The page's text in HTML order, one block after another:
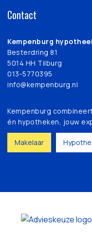
Contact
Kempenburg
Besterdring 81
5014 HH Tilburg
013-5770395
info@kempenburg.nl
Kempenburg
én hypotheken, jouw
Makelaar